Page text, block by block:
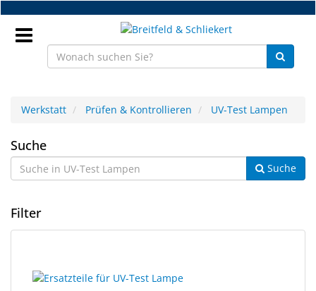
Zum
Hauptinhalt
springen
NEU
Brillenteile
Handelsware
Werkstatt Prüfen & Kontrollieren UV-Test Lampen
UV-
Test
Lampen
Suche
Suche
Filter
Ergebnisse
gerendert.